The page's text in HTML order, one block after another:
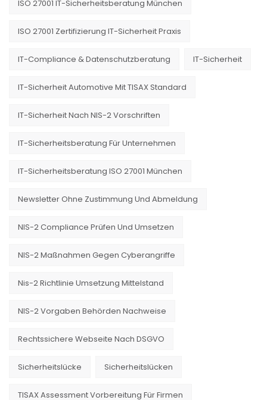
ISO 27001 IT-Sicherheitsberatung München
ISO 27001 Zertifizierung IT-Sicherheit Praxis
IT-Compliance & Datenschutzberatung IT-Sicherheit
IT-Sicherheit Automotive Mit TISAX Standard
IT-Sicherheit Nach NIS-2 Vorschriften
IT-Sicherheitsberatung Für Unternehmen
IT-Sicherheitsberatung ISO 27001 München
Newsletter Ohne Zustimmung Und Abmeldung
NIS-2 Compliance Prüfen Und Umsetzen
NIS-2 Maßnahmen Gegen Cyberangriffe
Nis-2 Richtlinie Umsetzung Mittelstand
NIS-2 Vorgaben Behörden Nachweise
Rechtssichere Webseite Nach DSGVO
Sicherheitslücke Sicherheitslücken
TISAX Assessment Vorbereitung Für Firmen